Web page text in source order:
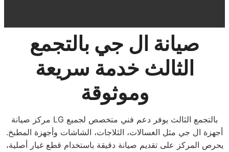
صيانة ال جي بالتجمع
الثالث خدمة سريعة
وموثوقة
مركز صيانة LG بالتجمع الثالث يوفر دعم فني متخصص لجميع
أجهزة ال جي مثل الغسالات، الثلاجات، الشاشات وأجهزة المطبخ.
يحرص المركز على تقديم صيانة دقيقة باستخدام قطع غيار أصلية،